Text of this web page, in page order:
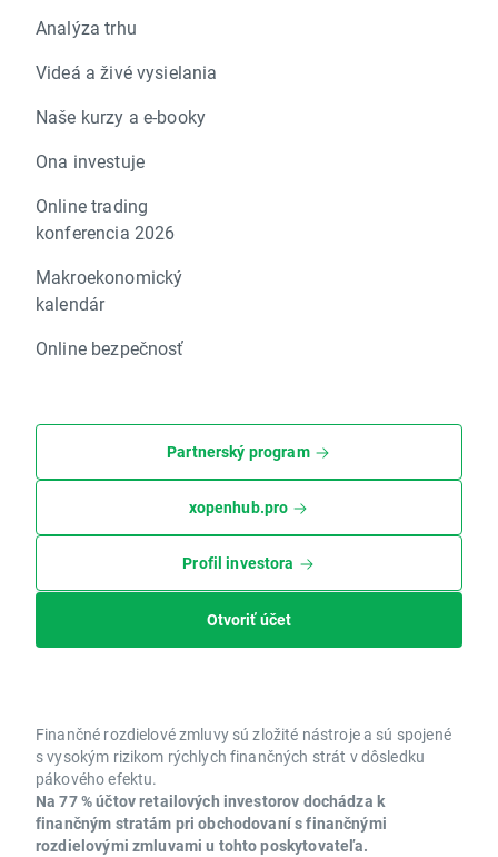
Analýza trhu
Videá a živé vysielania
Naše kurzy a e-booky
Ona investuje
Online trading
konferencia 2026
Makroekonomický
kalendár
Online bezpečnosť
Partnerský program
xopenhub.pro
Profil investora
Otvoriť účet
Finančné rozdielové zmluvy sú zložité nástroje a sú spojené
s vysokým rizikom rýchlych finančných strát v dôsledku
pákového efektu.
Na 77 % účtov retailových investorov dochádza k
finančným stratám pri obchodovaní s finančnými
rozdielovými zmluvami u tohto poskytovateľa.